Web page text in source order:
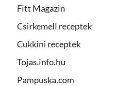
Fitt Magazin
Csirkemell receptek
Cukkini receptek
Tojas.info.hu
Pampuska.com